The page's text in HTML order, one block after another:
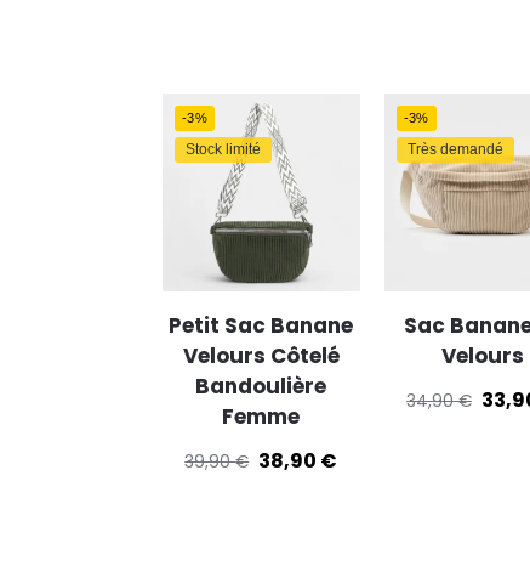
-3%
Stock limité
Petit Sac Banane
Velours Côtelé
Bandoulière
Femme
39,90€ 38,90 €
-3%
Très demandé
Sac
Velours
34,90€